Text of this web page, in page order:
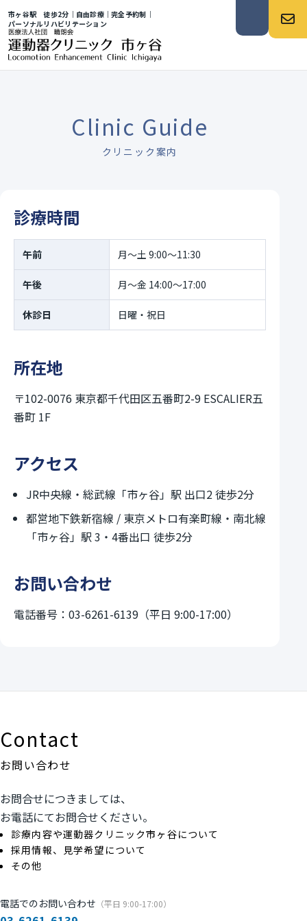
市ヶ谷駅 徒歩2分｜自由診療｜完全予約制｜
パーソナルリハビリテーション
Clinic Guide
クリニック案内
診療時間
午前 月〜土 9:00〜11:30
午後 月〜金 14:00〜17:00
休診日 日曜・祝日
所在地
〒102-0076 東京都千代田区五番町2-9 ESCALIER五
番町 1F
アクセス
JR中央線・総武線「市ヶ谷」駅 出口2 徒歩2分
都営地下鉄新宿線 / 東京メトロ有楽町線・南北線
「市ヶ谷」駅 3・4番出口 徒歩2分
お問い合わせ
電話番号：03-6261-6139（平日 9:00-17:00）
Contact
お問い合わせ
お問合せにつきましては、
お電話にてお問合せください。
診療内容や運動器クリニック市ヶ谷について
採用情報、見学希望について
その他
電話でのお問い合わせ （平日 9:00-17:00）